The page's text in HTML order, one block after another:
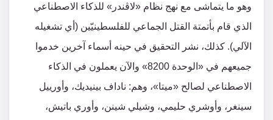
وهو ما يتماشى مع نهج نظام «لاڤندر» للذكاء الاصطناعي
الذي قام بأتمتة القتل الجماعي للفلسطينيّين (أي تشغيله
الآلي). كذلك، نشر التحقيق في حينه أسماء آخرين خدموا
جميعهم في «الوحدة 8200» والآن يعملون في الذكاء
الاصطناعي لصالح «ميتا»، وهم: ناداف بينيديك، وأورييل
سينغر، وأوشري حليمي، وشيلي شينن، وأوري باتيش،